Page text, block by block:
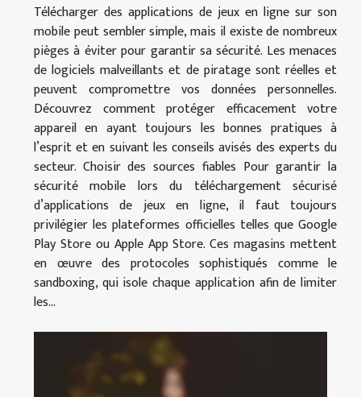
Télécharger des applications de jeux en ligne sur son
mobile peut sembler simple, mais il existe de nombreux
pièges à éviter pour garantir sa sécurité. Les menaces
de logiciels malveillants et de piratage sont réelles et
peuvent compromettre vos données personnelles.
Découvrez comment protéger efficacement votre
appareil en ayant toujours les bonnes pratiques à
l’esprit et en suivant les conseils avisés des experts du
secteur. Choisir des sources fiables Pour garantir la
sécurité mobile lors du téléchargement sécurisé
d’applications de jeux en ligne, il faut toujours
privilégier les plateformes officielles telles que Google
Play Store ou Apple App Store. Ces magasins mettent
en œuvre des protocoles sophistiqués comme le
sandboxing, qui isole chaque application afin de limiter
les...